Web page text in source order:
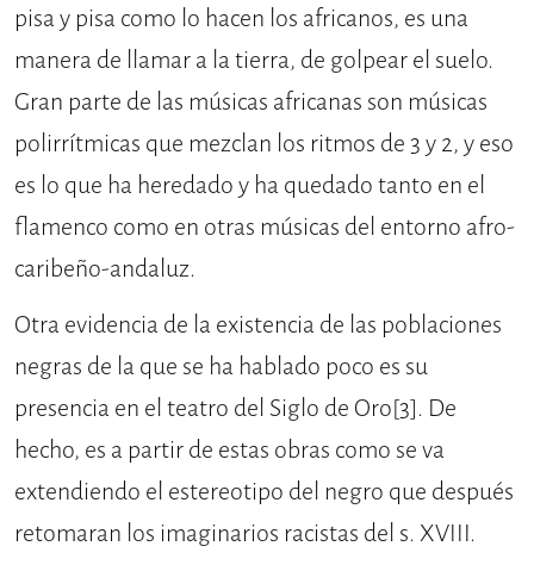
pisa y pisa como lo hacen los africanos, es una
manera de llamar a la tierra, de golpear el suelo.
Gran parte de las músicas africanas son músicas
polirrítmicas que mezclan los ritmos de 3 y 2, y eso
es lo que ha heredado y ha quedado tanto en el
flamenco como en otras músicas del entorno afro-
caribeño-andaluz.
Otra evidencia de la existencia de las poblaciones
negras de la que se ha hablado poco es su
presencia en el teatro del Siglo de Oro[3]. De
hecho, es a partir de estas obras como se va
extendiendo el estereotipo del negro que después
retomaran los imaginarios racistas del s. XVIII.